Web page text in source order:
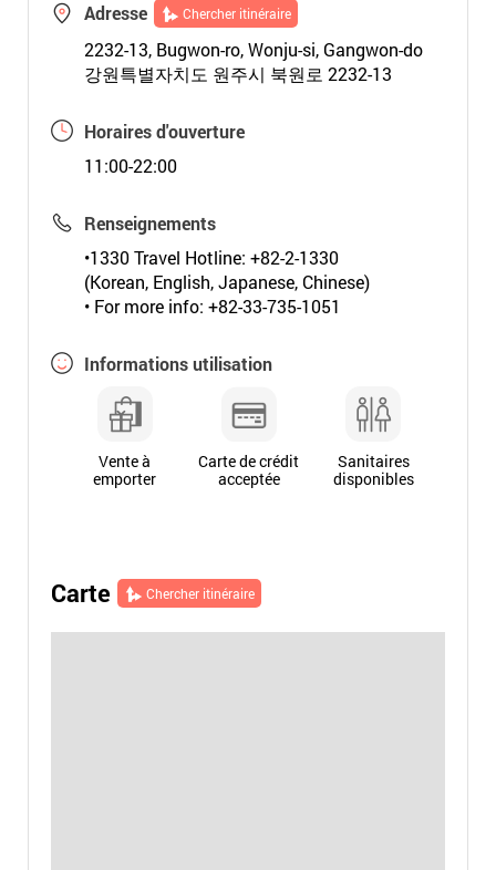
Adresse Chercher itinéraire
2232-13, Bugwon-ro, Wonju-si, Gangwon-do
강원특별자치도 원주시 북원로 2232-13
Horaires d'ouverture
11:00-22:00
Renseignements
•1330 Travel Hotline: +82-2-1330
(Korean, English, Japanese, Chinese)
• For more info: +82-33-735-1051
Informations utilisation
Vente à
emporter
Carte de crédit
acceptée
Sanitaires
disponibles
Carte Chercher itinéraire